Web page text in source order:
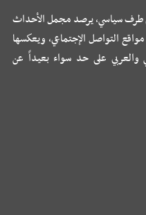
طرف سياسي، يرصد مجمل الأحداث
التواصل الإجتماعي، ويعكسها
والعربي على حد سواء بعيداً عن